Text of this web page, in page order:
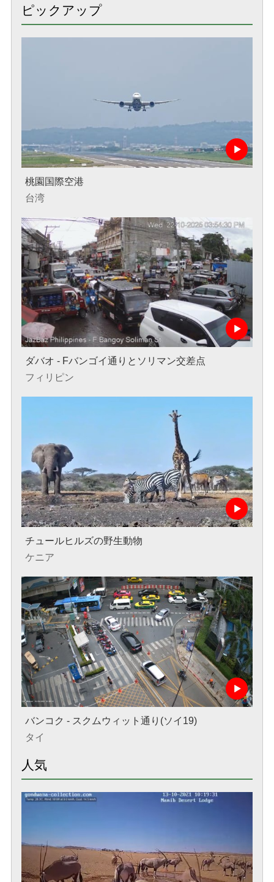
ピックアップ
桃園国際空港
台湾
ダバオ - Fバンゴイ通りとソリマン交差点
フィリピン
チュールヒルズの野生動物
ケニア
バンコク - スクムウィット通り(ソイ19)
タイ
人気